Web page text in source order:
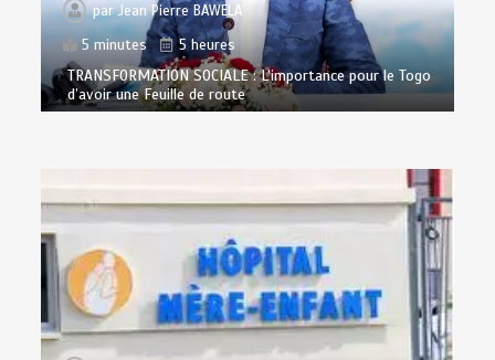
parJean Pierre BAWELA
5 minutes
5 heures
TRANSFORMATION SOCIALE : L’importance pour le Togo
d’avoir une Feuille de route